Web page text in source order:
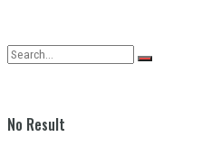
No Result